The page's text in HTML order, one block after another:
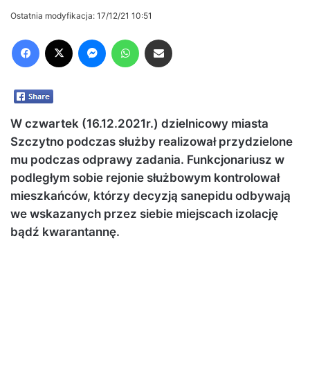
Ostatnia modyfikacja: 17/12/21 10:51
W czwartek (16.12.2021r.) dzielnicowy miasta
Szczytno podczas służby realizował przydzielone
mu podczas odprawy zadania. Funkcjonariusz w
podległym sobie rejonie służbowym kontrolował
mieszkańców, którzy decyzją sanepidu odbywają
we wskazanych przez siebie miejscach izolację
bądź kwarantannę.